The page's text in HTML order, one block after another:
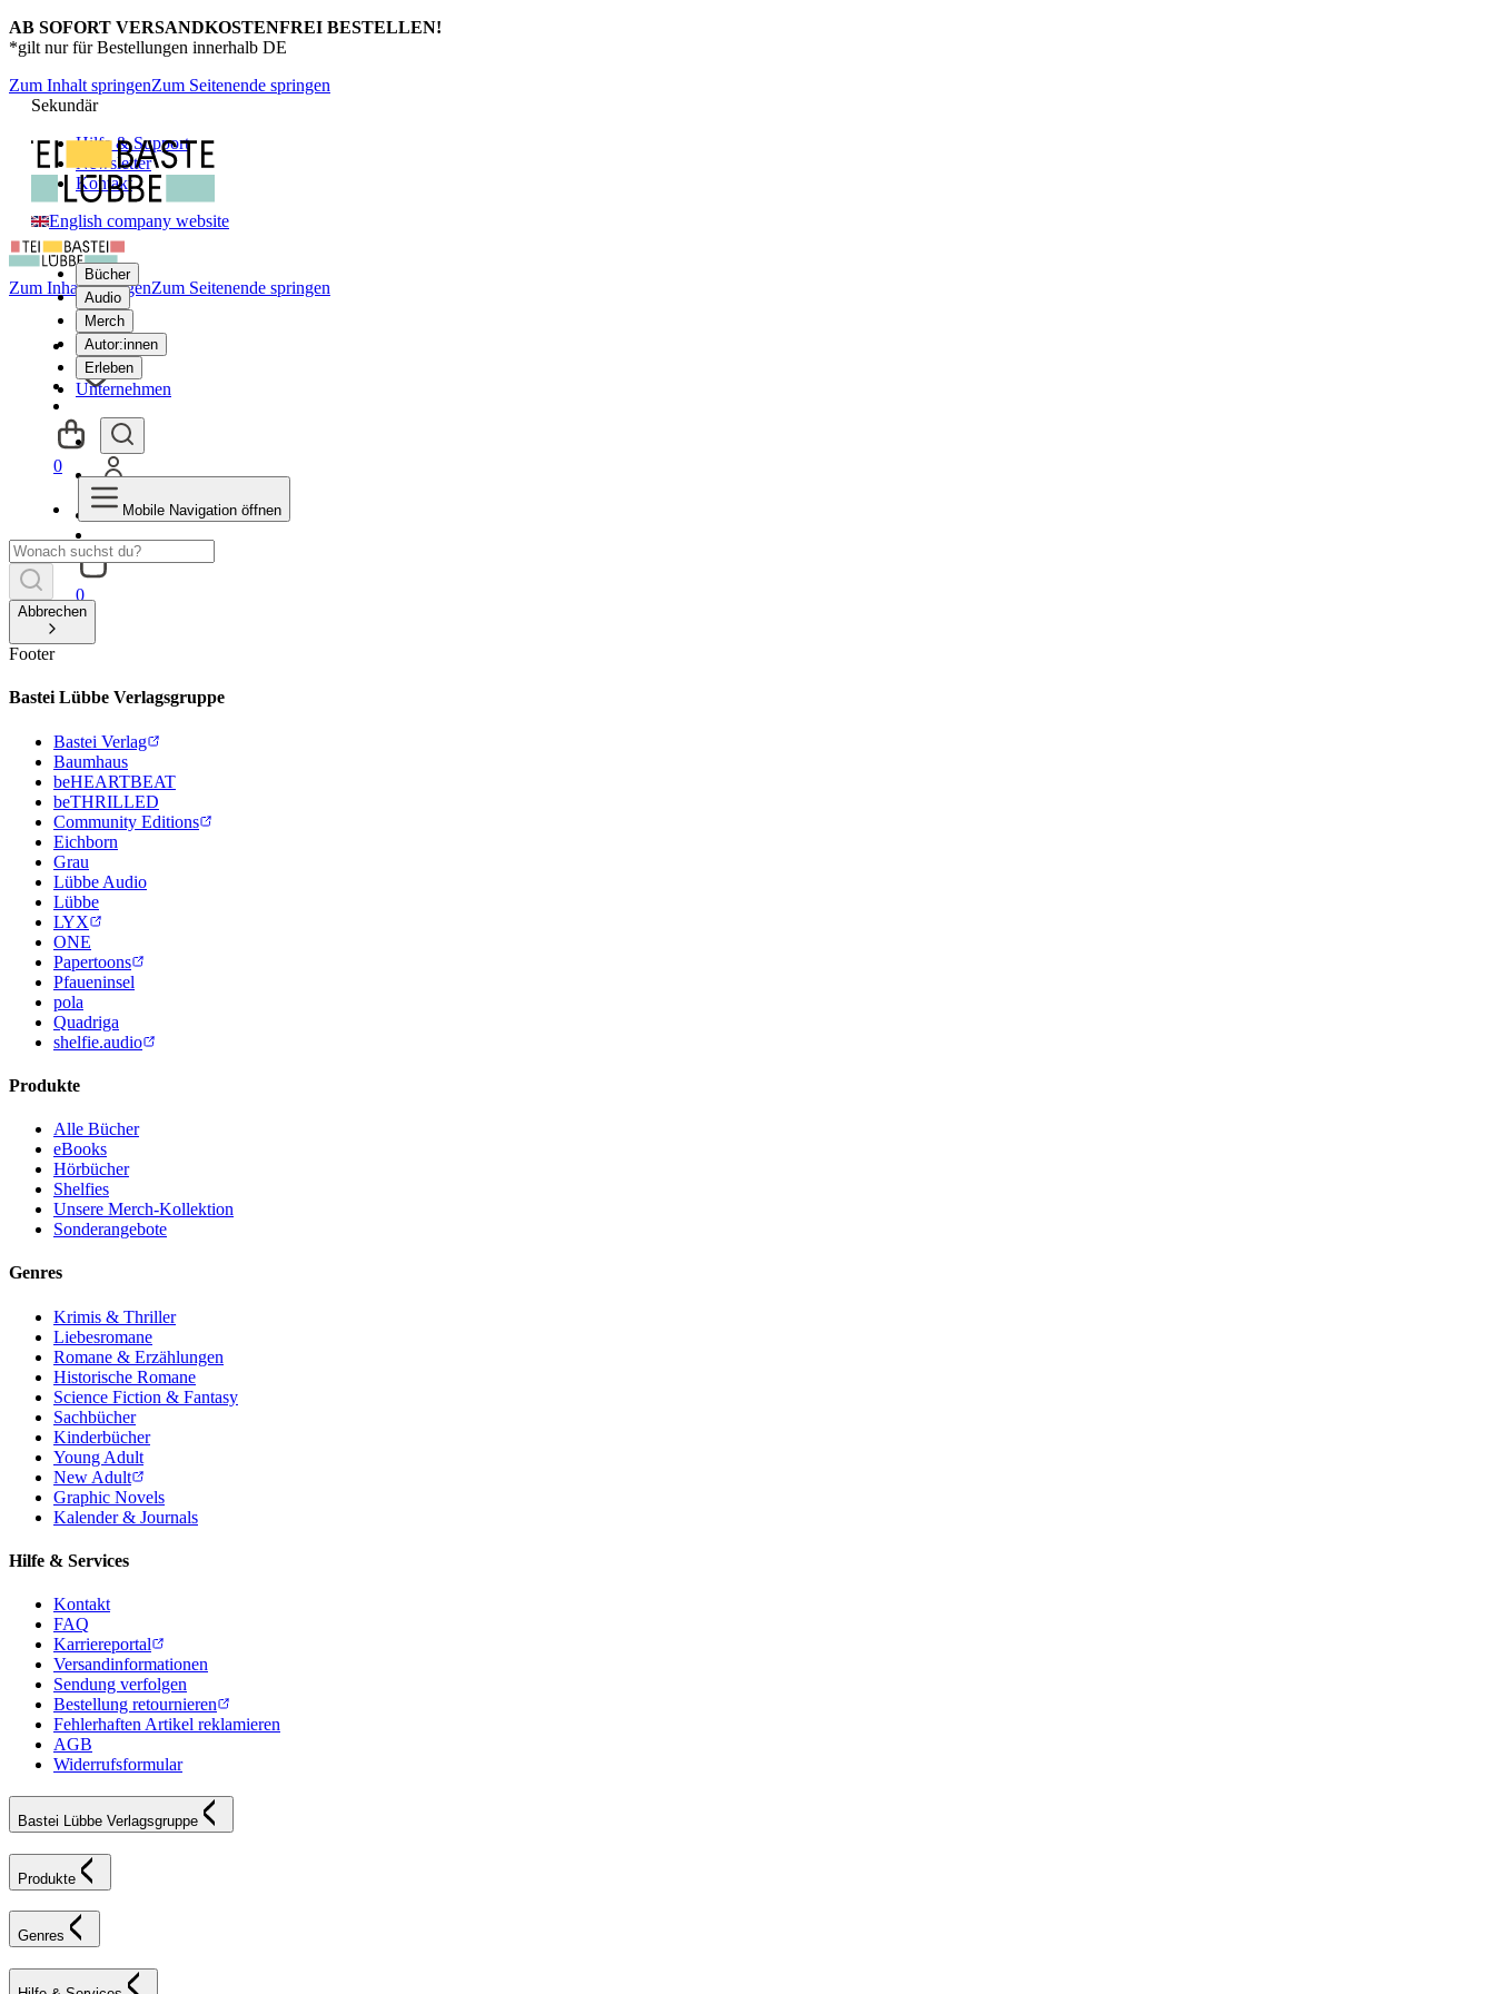
AB SOFORT VERSANDKOSTENFREI BESTELLEN!
*gilt nur für Bestellungen innerhalb DE
Zum Inhalt springenZum Seitenende springen
Sekundär
Hilfe & Support
Newsletter
Kontakt
English company website
Bücher
Audio
Merch
Autor:innen
Erleben
Unternehmen
0
Zum Inhalt springenZum Seitenende springen
0
Mobile Navigation öffnen
Abbrechen
Footer
Bastei Lübbe Verlagsgruppe
Bastei Verlag
Baumhaus
beHEARTBEAT
beTHRILLED
Community Editions
Eichborn
Grau
Lübbe Audio
Lübbe
LYX
ONE
Papertoons
Pfaueninsel
pola
Quadriga
shelfie.audio
Produkte
Alle Bücher
eBooks
Hörbücher
Shelfies
Unsere Merch-Kollektion
Sonderangebote
Genres
Krimis & Thriller
Liebesromane
Romane & Erzählungen
Historische Romane
Science Fiction & Fantasy
Sachbücher
Kinderbücher
Young Adult
New Adult
Graphic Novels
Kalender & Journals
Hilfe & Services
Kontakt
FAQ
Karriereportal
Versandinformationen
Sendung verfolgen
Bestellung retournieren
Fehlerhaften Artikel reklamieren
AGB
Widerrufsformular
Bastei Lübbe Verlagsgruppe
Produkte
Genres